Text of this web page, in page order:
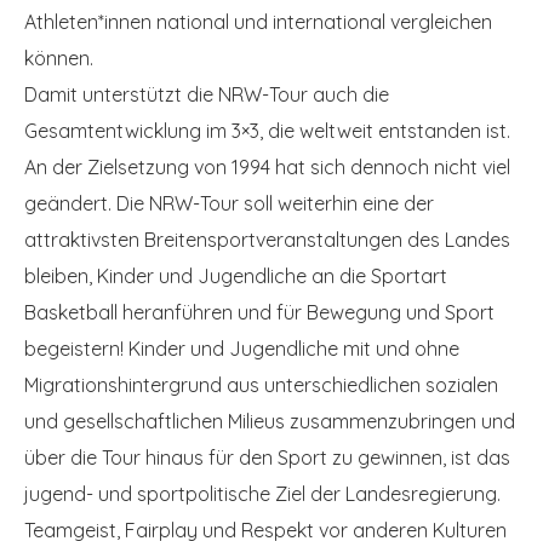
Athleten*innen national und international vergleichen
können.
Damit unterstützt die NRW-Tour auch die
Gesamtentwicklung im 3×3, die weltweit entstanden ist.
An der Zielsetzung von 1994 hat sich dennoch nicht viel
geändert. Die NRW-Tour soll weiterhin eine der
attraktivsten Breitensportveranstaltungen des Landes
bleiben, Kinder und Jugendliche an die Sportart
Basketball heranführen und für Bewegung und Sport
begeistern! Kinder und Jugendliche mit und ohne
Migrationshintergrund aus unterschiedlichen sozialen
und gesellschaftlichen Milieus zusammenzubringen und
über die Tour hinaus für den Sport zu gewinnen, ist das
jugend- und sportpolitische Ziel der Landesregierung.
Teamgeist, Fairplay und Respekt vor anderen Kulturen